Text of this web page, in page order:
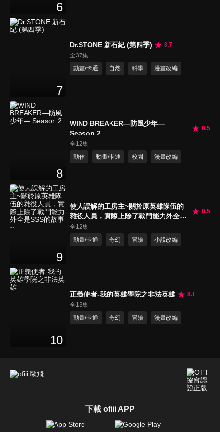
6
7
Dr.STONE 新石紀 (第四季)
8.7
全37集
動畫/卡通
自然 科學 漫畫改編
8
WIND BREAKER—防風少年—
Season 2
8.5
全12集
動作
動畫/卡通 校園 漫畫改編
9
使人誤解的工房主~關於原英雄隊伍的
雜役人員，實際上除了戰鬥能力外全是
SSS的故事~
8.5
全12集
動畫/卡通
奇幻 冒險 小說改編
10
正義使者-我的英雄學院之非法英雄
8.1
全13集
動畫/卡通
奇幻 冒險 漫畫改編
下載 ofiii APP